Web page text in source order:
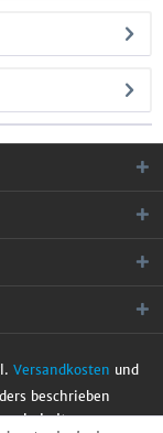
Versandkosten und
beschrieben